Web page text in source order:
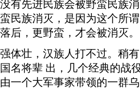
有先进民族会被野蛮民族
民族消灭，是因为这个所
后，更野蛮，才会被消灭。
体壮，汉族人打不过。稍
名将辈 出，几个经典的战
一个大军事家带领的一群